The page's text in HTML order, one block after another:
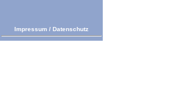
Impressum / Datenschutz